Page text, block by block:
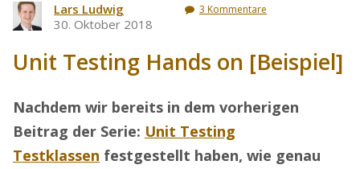
Lars Ludwig
30. Oktober 2018
3 Kommentare
Unit Testing Hands on [Beispiel]
Nachdem wir bereits in dem vorherigen
Beitrag der Serie: Unit Testing
Testklassen festgestellt haben, wie genau